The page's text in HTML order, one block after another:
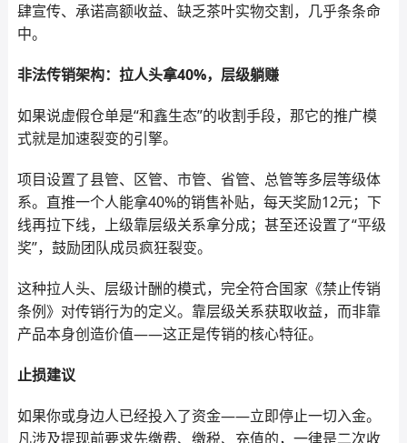
肆宣传、承诺高额收益、缺乏茶叶实物交割，几乎条条命
中。
非法传销架构：拉人头拿40%，层级躺赚
如果说虚假仓单是“和鑫生态”的收割手段，那它的推广模
式就是加速裂变的引擎。
项目设置了县管、区管、市管、省管、总管等多层等级体
系。直推一个人能拿40%的销售补贴，每天奖励12元；下
线再拉下线，上级靠层级关系拿分成；甚至还设置了“平级
奖”，鼓励团队成员疯狂裂变。
这种拉人头、层级计酬的模式，完全符合国家《禁止传销
条例》对传销行为的定义。靠层级关系获取收益，而非靠
产品本身创造价值——这正是传销的核心特征。
止损建议
如果你或身边人已经投入了资金——立即停止一切入金。
凡涉及提现前要求先缴费、缴税、充值的，一律是二次收